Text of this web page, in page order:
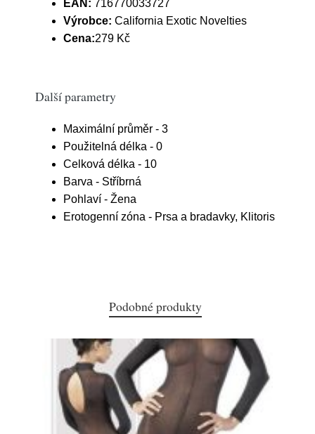
EAN: 716770033727
Výrobce: California Exotic Novelties
Cena:279 Kč
Další parametry
Maximální průměr - 3
Použitelná délka - 0
Celková délka - 10
Barva - Stříbrná
Pohlaví - Žena
Erotogenní zóna - Prsa a bradavky, Klitoris
Podobné produkty